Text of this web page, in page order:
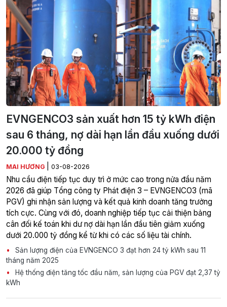
EVNGENCO3 sản xuất hơn 15 tỷ kWh điện
sau 6 tháng, nợ dài hạn lần đầu xuống dưới
20.000 tỷ đồng
MAI HƯƠNG 03-08-2026
Nhu cầu điện tiếp tục duy trì ở mức cao trong nửa đầu năm
2026 đã giúp Tổng công ty Phát điện 3 – EVNGENCO3 (mã
PGV) ghi nhận sản lượng và kết quả kinh doanh tăng trưởng
tích cực. Cùng với đó, doanh nghiệp tiếp tục cải thiện bảng
cân đối kế toán khi dư nợ dài hạn lần đầu tiên giảm xuống
dưới 20.000 tỷ đồng kể từ khi có các số liệu tài chính.
Sản lượng điện của EVNGENCO 3 đạt hơn 24 tỷ kWh sau 11
tháng năm 2025
Hệ thống điện tăng tốc đầu năm, sản lượng của PGV đạt 2,37 tỷ
kWh